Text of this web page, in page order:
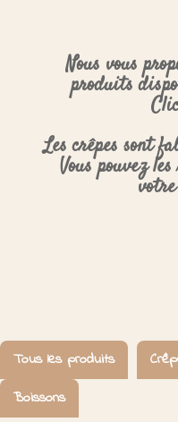
Nous vous
produits
Les crêpes sont
Vous pouvez
Tous les produits
Boissons